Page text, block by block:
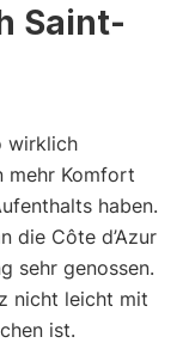
Saint-
wirklich
mehr Komfort
haben.
die Côte d’Azur
sehr genossen.
nicht leicht mit
ist.